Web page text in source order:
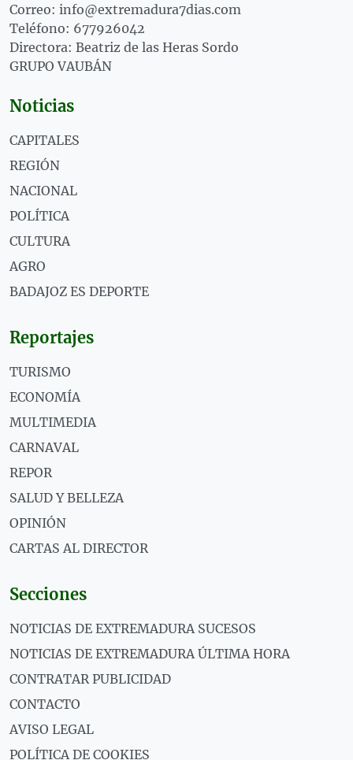
Correo: info@extremadura7dias.com
Teléfono: 677926042
Directora: Beatriz de las Heras Sordo
GRUPO VAUBÁN
Noticias
CAPITALES
REGIÓN
NACIONAL
POLÍTICA
CULTURA
AGRO
BADAJOZ ES DEPORTE
Reportajes
TURISMO
ECONOMÍA
MULTIMEDIA
CARNAVAL
REPOR
SALUD Y BELLEZA
OPINIÓN
CARTAS AL DIRECTOR
Secciones
NOTICIAS DE EXTREMADURA SUCESOS
NOTICIAS DE EXTREMADURA ÚLTIMA HORA
CONTRATAR PUBLICIDAD
CONTACTO
AVISO LEGAL
POLÍTICA DE COOKIES